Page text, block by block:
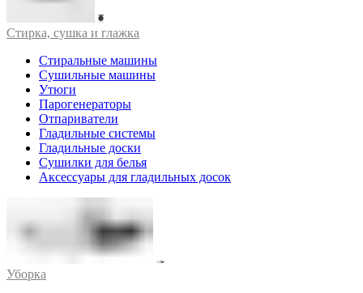
Стирка, сушка и глажка
Стиральные машины
Сушильные машины
Утюги
Парогенераторы
Отпариватели
Гладильные системы
Гладильные доски
Сушилки для белья
Аксессуары для гладильных досок
Уборка